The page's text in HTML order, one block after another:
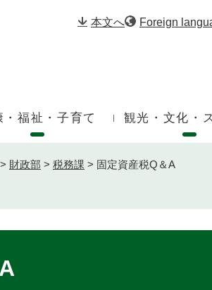
本文へ Foreign
・福祉・子育て 観光・文化・
> 財政部 > 税務課 > 固定資産税Q＆A